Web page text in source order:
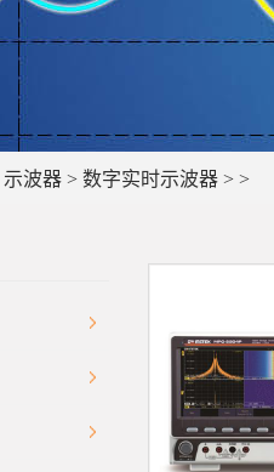
示波器 >数字实时示波器 > >